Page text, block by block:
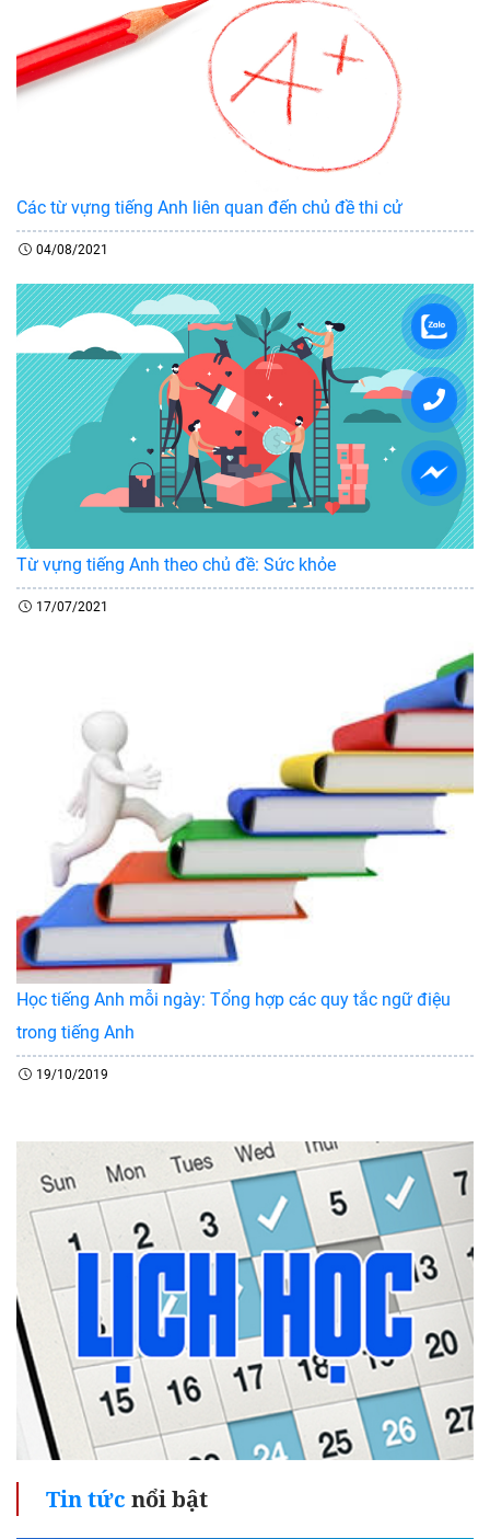
Các từ vựng tiếng Anh liên quan đến chủ đề thi cử
04/08/2021
Từ vựng tiếng Anh theo chủ đề: Sức khỏe
17/07/2021
Học tiếng Anh mỗi ngày: Tổng hợp các quy tắc ngữ điệu
trong tiếng Anh
19/10/2019
Tin tức nổi bật